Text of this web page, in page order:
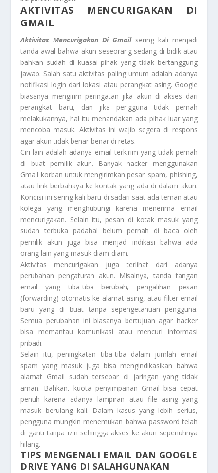
AKTIVITAS MENCURIGAKAN DI
GMAIL
Aktivitas Mencurigakan Di Gmailsering kali menjadi
tanda awal bahwa akun seseorang sedang di bidik atau
bahkan sudah di kuasai pihak yang tidak bertanggung
jawab. Salah satu aktivitas paling umum adalah adanya
notifikasi login dari lokasi atau perangkat asing. Google
biasanya mengirim peringatan jika akun di akses dari
perangkat baru, dan jika pengguna tidak pernah
melakukannya, hal itu menandakan ada pihak luar yang
mencoba masuk. Aktivitas ini wajib segera di respons
agar akun tidak benar-benar di retas.
Ciri lain adalah adanya email terkirim yang tidak pernah
di buat pemilik akun. Banyak hacker menggunakan
Gmail korban untuk mengirimkan pesan spam, phishing,
atau link berbahaya ke kontak yang ada di dalam akun.
Kondisi ini sering kali baru di sadari saat ada teman atau
kolega yang menghubungi karena menerima email
mencurigakan. Selain itu, pesan di kotak masuk yang
sudah terbuka padahal belum pernah di baca oleh
pemilik akun juga bisa menjadi indikasi bahwa ada
orang lain yang masuk diam-diam.
Aktivitas mencurigakan juga terlihat dari adanya
perubahan pengaturan akun. Misalnya, tanda tangan
email yang tiba-tiba berubah, pengalihan pesan
(forwarding) otomatis ke alamat asing, atau filter email
baru yang di buat tanpa sepengetahuan pengguna.
Semua perubahan ini biasanya bertujuan agar hacker
bisa memantau komunikasi atau mencuri informasi
pribadi.
Selain itu, peningkatan tiba-tiba dalam jumlah email
spam yang masuk juga bisa mengindikasikan bahwa
alamat Gmail sudah tersebar di jaringan yang tidak
aman. Bahkan, kuota penyimpanan Gmail bisa cepat
penuh karena adanya lampiran atau file asing yang
masuk berulang kali. Dalam kasus yang lebih serius,
pengguna mungkin menemukan bahwa password telah
di ganti tanpa izin sehingga akses ke akun sepenuhnya
hilang.
TIPS MENGENALI EMAIL DAN GOOGLE
DRIVE YANG DI SALAHGUNAKAN